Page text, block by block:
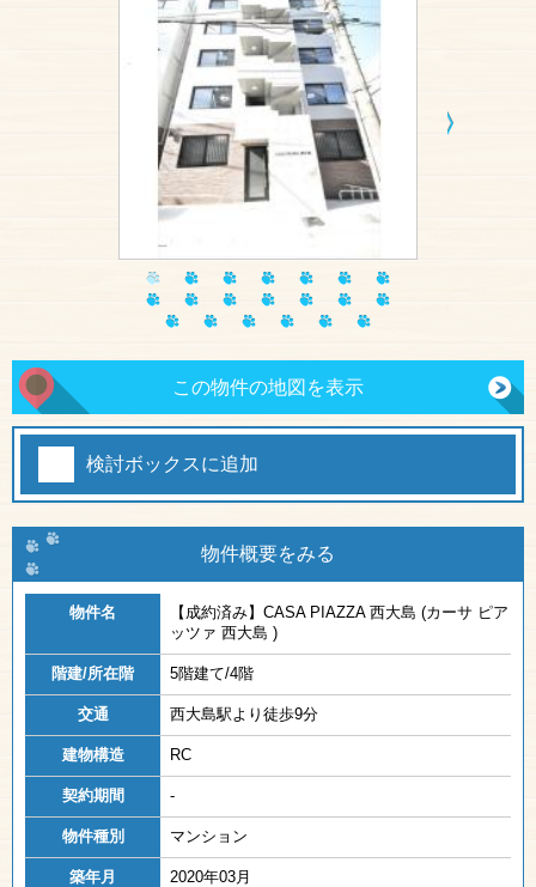
この物件の地図を表示
検討ボックスに追加
物件概要をみる
物件名 【成約済み】 CASA PIAZZA 西大島 (カーサ ピア
ッツァ 西大島 )
階建/所在階 5階建て/4階
交通 西大島駅より徒歩9分
建物構造 RC
契約期間 -
物件種別 マンション
築年月 2020年03月